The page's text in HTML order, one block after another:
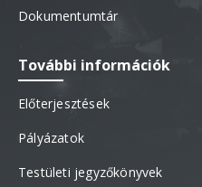
Dokumentumtár
További információk
Előterjesztések
Pályázatok
Testületi jegyzőkönyvek